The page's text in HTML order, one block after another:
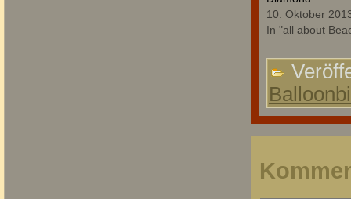
10. Oktober
In "all about